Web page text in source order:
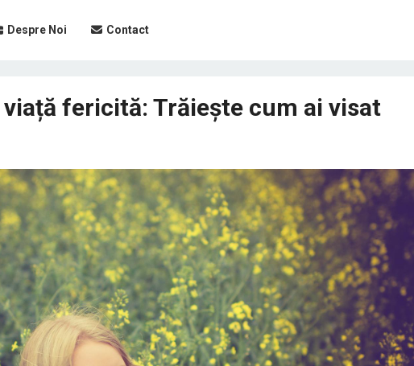
Despre Noi Contact
fericită: Trăiește cum ai visat